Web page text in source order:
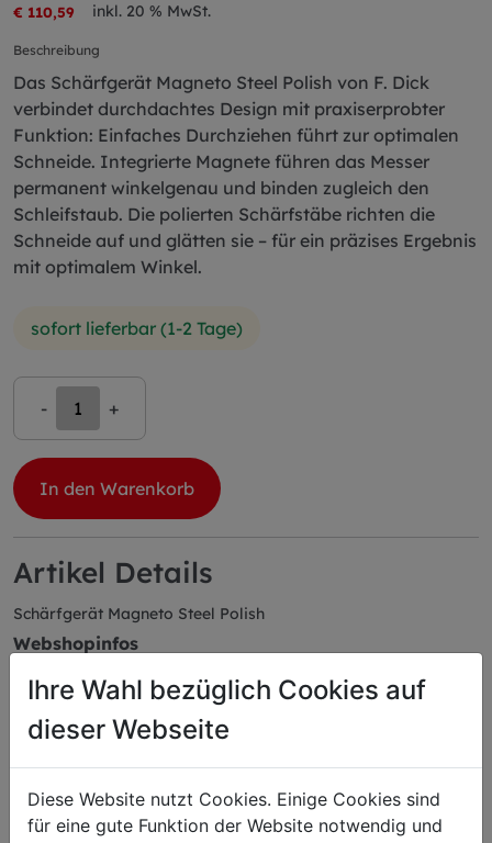
€ 110,59 inkl. 20 % MwSt.
Beschreibung
Das Schärfgerät Magneto Steel Polish von F. Dick
verbindet durchdachtes Design mit praxiserprobter
Funktion: Einfaches Durchziehen führt zur optimalen
Schneide. Integrierte Magnete führen das Messer
permanent winkelgenau und binden zugleich den
Schleifstaub. Die polierten Schärfstäbe richten die
Schneide auf und glätten sie – für ein präzises Ergebnis
mit optimalem Winkel.
sofort lieferbar (1-2 Tage)
- +
In den Warenkorb
Artikel Details
Schärfgerät Magneto Steel Polish
Webshopinfos
Herstellerartikelnummer: 90085000-77
Ihre Wahl bezüglich Cookies auf
dieser Webseite
Diese Website nutzt Cookies. Einige Cookies sind
für eine gute Funktion der Website notwendig und